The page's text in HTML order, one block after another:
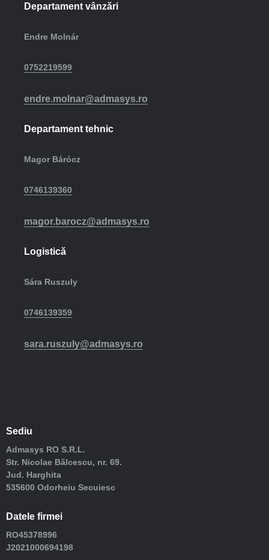
Departament vânzări
Endre Molnár
0752219599
endre.molnar@admasys.ro
Departament tehnic
Magor Bárócz
0746139360
magor.barocz@admasys.ro
Logistică
Sára Ruszuly
0746139359
sara.ruszuly@admasys.ro
Sediu
Admasys RO S.R.L.
Str. Nicolae Bălcescu, nr. 69.
Jud. Harghita
535600 Odorheiu Secuiesc
Datele firmei
RO45378996
J2021000694198